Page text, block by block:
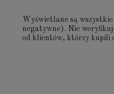
Wyświetlane są
negatywne). Nie
od klientów, którzy kupili